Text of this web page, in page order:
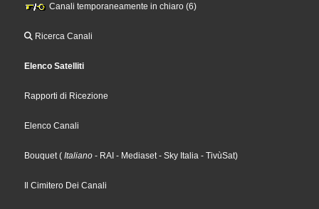
Canali temporaneamente in chiaro (6)
Ricerca Canali
Elenco Satelliti
Rapporti di Ricezione
Elenco Canali
Bouquet ( Italiano - RAI - Mediaset - Sky Italia - TivùSat)
Il Cimitero Dei Canali